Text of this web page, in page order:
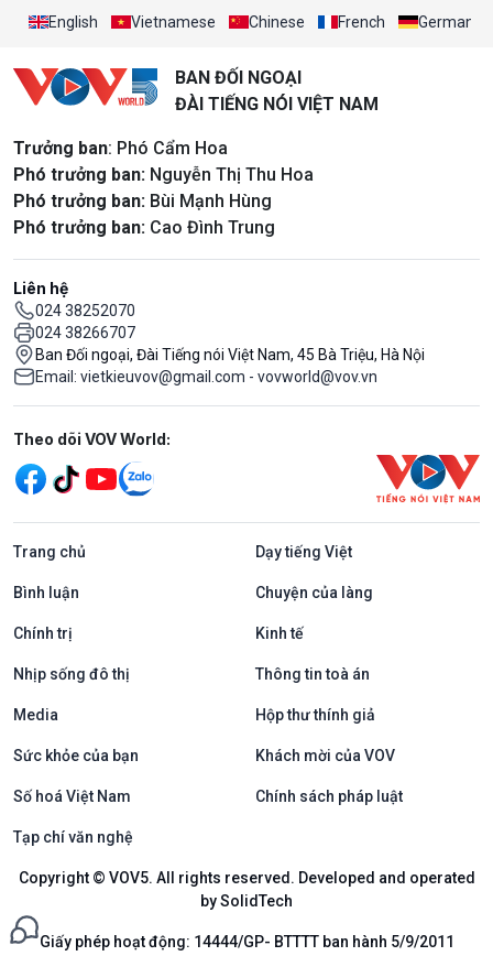
English Vietnamese Chinese French German
BAN ĐỐI NGOẠI
ĐÀI TIẾNG NÓI VIỆT NAM
Trưởng ban: Phó Cẩm Hoa
Phó trưởng ban: Nguyễn Thị Thu Hoa
Phó trưởng ban: Bùi Mạnh Hùng
Phó trưởng ban: Cao Đình Trung
Liên hệ
024 38252070
024 38266707
Ban Đối ngoại, Đài Tiếng nói Việt Nam, 45 Bà Triệu, Hà Nội
Email: vietkieuvov@gmail.com - vovworld@vov.vn
Mạng xã hội
Theo dõi VOV World:
Trang chủ Dạy tiếng Việt
Bình luận Chuyện của làng
Chính trị Kinh tế
Nhịp sống đô thị Thông tin toà án
Media Hộp thư thính giả
Sức khỏe của bạn Khách mời của VOV
Số hoá Việt Nam Chính sách pháp luật
Tạp chí văn nghệ
Copyright © VOV5. All rights reserved. Developed and operated
by SolidTech
Giấy phép hoạt động: 14444/GP- BTTTT ban hành 5/9/2011